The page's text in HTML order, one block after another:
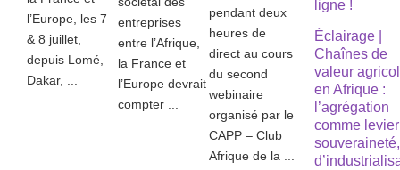
l’Europe, les 7
& 8 juillet,
depuis Lomé,
Dakar, ...
entreprises
entre l’Afrique,
la France et
l’Europe devrait
compter ...
pendant deux
heures de
direct au cours
du second
webinaire
organisé par le
CAPP – Club
Afrique de la ...
ligne !
Éclairage |
Chaînes de
valeur
en Afrique :
l’agrégation
comme
souveraineté,